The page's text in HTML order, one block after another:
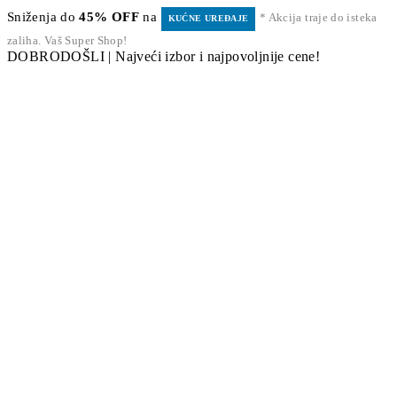
Sniženja do45% OFF na KUĆNE UREĐAJE
* Akcija traje do isteka
zaliha. Vaš Super Shop!
DOBRODOŠLI | Najveći izbor i najpovoljnije cene!